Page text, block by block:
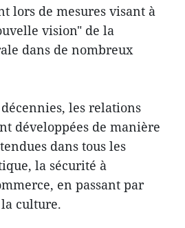
lors de mesures visant à
vision" de la
dans de nombreux
les relations
développées de manière
dans tous les
la sécurité à
en passant par
culture.